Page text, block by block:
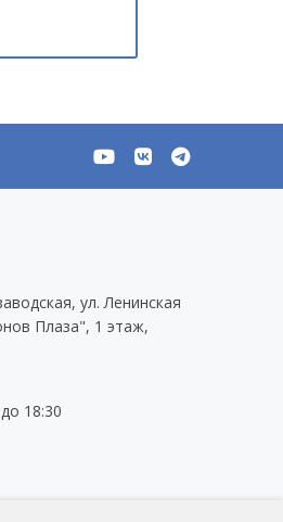
ул. Ленинская
Плаза", 1 этаж,
18:30